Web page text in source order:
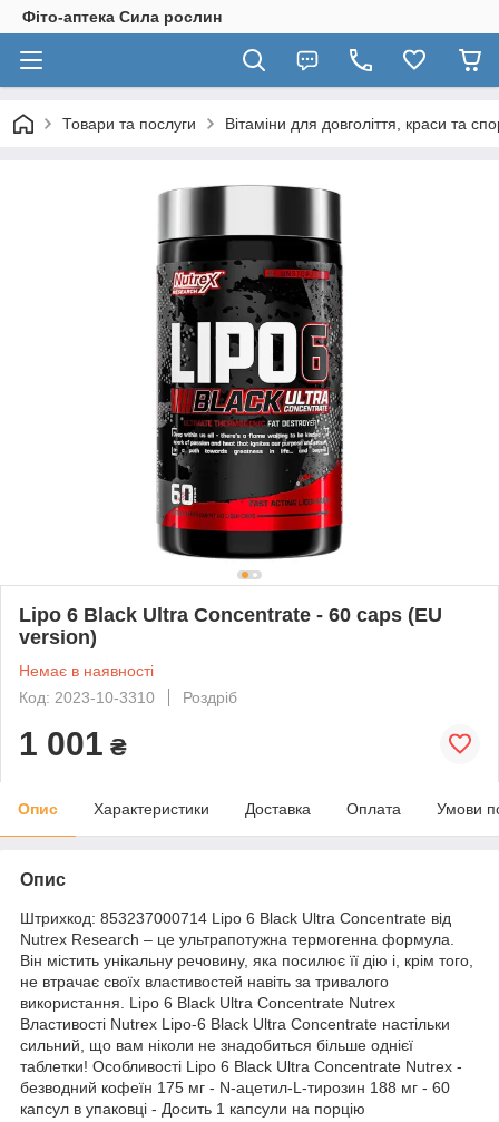
Фіто-аптека Сила рослин
Товари та послуги Вітаміни для довголіття, краси та
Lipo 6 Black Ultra Concentrate - 60 caps (EU
version)
Немає в наявності
Код: 2023-10-3310
Роздріб
1 001 ₴
Опис Характеристики Доставка Оплата Умови
Опис
Штрихкод: 853237000714 Lipo 6 Black Ultra Concentrate від
Nutrex Research – це ультрапотужна термогенна формула.
Він містить унікальну речовину, яка посилює її дію і, крім того,
не втрачає своїх властивостей навіть за тривалого
використання. Lipo 6 Black Ultra Concentrate Nutrex
Властивості Nutrex Lipo-6 Black Ultra Concentrate настільки
сильний, що вам ніколи не знадобиться більше однієї
таблетки! Особливості Lipo 6 Black Ultra Concentrate Nutrex -
безводний кофеїн 175 мг - N-ацетил-L-тирозин 188 мг - 60
капсул в упаковці - Досить 1 капсули на порцію